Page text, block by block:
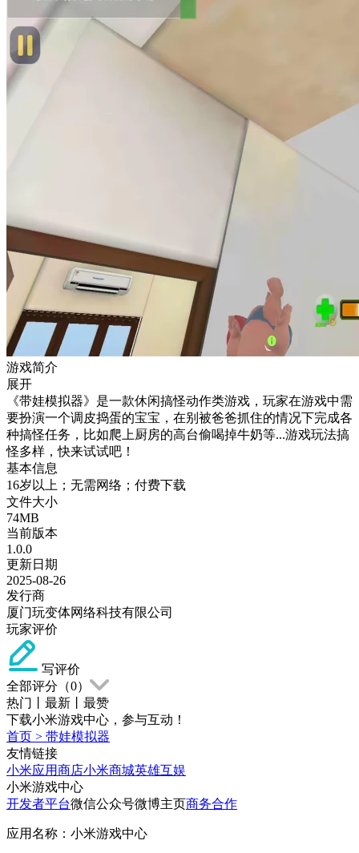
游戏简介
展开
《带娃模拟器》是一款休闲搞怪动作类游戏，玩家在游戏中需
要扮演一个调皮捣蛋的宝宝，在别被爸爸抓住的情况下完成各
种搞怪任务，比如爬上厨房的高台偷喝掉牛奶等...游戏玩法搞
怪多样，快来试试吧！
基本信息
16岁以上；无需网络；付费下载
文件大小
74MB
当前版本
1.0.0
更新日期
2025-08-26
发行商
厦门玩变体网络科技有限公司
玩家评价
写评价
全部评分（0）
热门
最新
最赞
下载小米游戏中心，参与互动！
首页 > 带娃模拟器
友情链接
小米应用商店小米商城英雄互娱
小米游戏中心
开发者平台微信公众号微博主页商务合作
应用名称：小米游戏中心